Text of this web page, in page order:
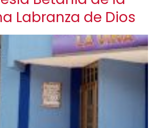
Labranza de Dios